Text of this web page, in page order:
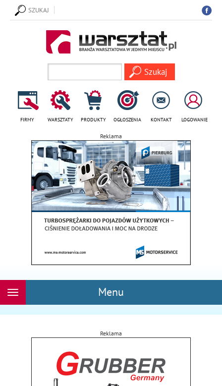
SZUKAJ
FIRMY WARSZTATY PRODUKTY OGŁOSZENIA KONTAKT LOGOWANIE
Reklama
Menu
Rozwiń
Reklama